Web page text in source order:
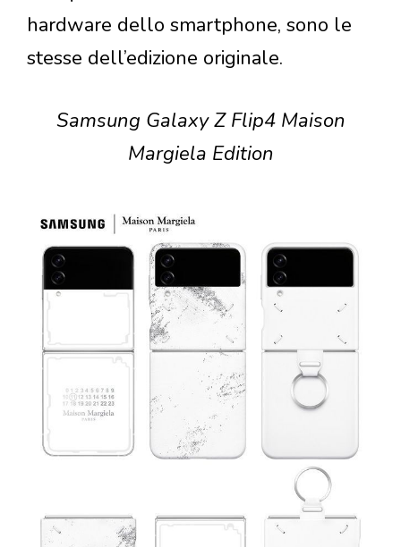
hardware dello smartphone, sono le
stesse dell’edizione originale.
Samsung Galaxy Z Flip4 Maison
Margiela Edition